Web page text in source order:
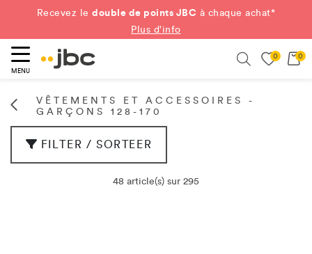
Recevez ledouble de points JBC à chaque achat*
Plus d'info
MENU
0 0
VÊTEMENTS ET ACCESSOIRES -
GARÇONS 128-170
FILTER / SORTEER
48 article(s) sur 295